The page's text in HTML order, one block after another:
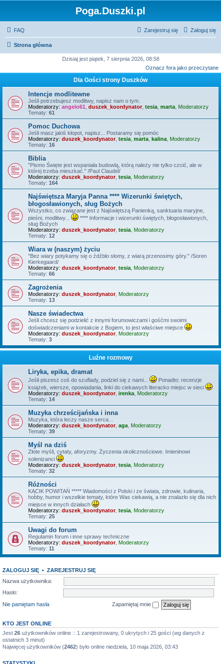
Poga.Duszki.pl
FAQ Zaloguj się
Zarejestruj się
Strona główna
Dzisiaj jest piątek, 7 sierpnia 2026, 08:58
Oznacz fora jako przeczytane
Dla Gości strony Duszków
Intencje modlitewne
Jeśli potrzebujesz modlitwy, napisz nam o tym.
Moderatorzy: angelo61 duszek_koordynator, tesia marta Moderatorzy
Tematy: 61
Pomoc Duchowa
Jeśli masz jakiś kłopot, napisz... Postaramy się pomóc
Moderatorzy: duszek_koordynator, tesia marta kalina Moderatorzy
Tematy: 16
Biblia
"Pismo Święte jest wspaniała budowlą, którą należy nie tylko czcić, ale w
której trzeba mieszkać." /Paul Claudel/
Moderatorzy: duszek_koordynator, tesia Moderatorzy
Tematy: 164
Najświętsza Maryja Panna **** Wizerunki świętych,
błogosławionych, sług Bożych
Wszystko, co związane jest z Najświętszą Panienką, sanktuaria maryjne,
pieśni, modlitwy...
**** Informacje i wizerunki świętych, błogosławionych,
sług Bożych
Moderatorzy: duszek_koordynator, tesia Moderatorzy
Tematy: 12
Wiara w (naszym) życiu
"Bez wiary potykamy się o źdźbło słomy, z wiarą przenosimy góry." /Soren
Kierkegaard/
Moderatorzy: duszek_koordynator, tesia Moderatorzy
Tematy: 66
Zagrożenia
Moderatorzy: duszek_koordynator, Moderatorzy
Tematy: 13
Nasze świadectwa
Jeśli chcesz się podzielić z innymi forumowiczami i gośćmi swoimi
doświadczeniami w kontakcie z Bogiem, to jest właściwe miejsce
Moderatorzy: duszek_koordynator, Moderatorzy
Tematy: 3
Luźne rozmowy
Liryka, epika, dramat
Jeśli piszesz coś do szuflady, podziel się z nami...
Ponadto: recenzje
książek, wiersze, opowiadania, linki do ciekawych literacko miejsc w sieci
Moderatorzy: duszek_koordynator, irenka Moderatorzy
Tematy: 14
Muzyka chrześcijańska i inna
Muzyka, która leczy nasze serca...
Moderatorzy: duszek_koordynator, aga Moderatorzy
Tematy: 39
Myśl na dziś
Złote myśli, cytaty, aforyzmy. Życzenia okolicznościowe. Imieninowi
solenizanci
Moderatorzy: duszek_koordynator, tesia Moderatorzy
Tematy: 32
Różności
KĄCIK POWITAŃ ***** Wiadomości z Polski i ze świata, zdrowie, kulinaria,
hobby, humor i wszelkie tematy, które Was ciekawią, a nie znalazło się dla nich
miejsce w innych działach
Moderatorzy: duszek_koordynator, tesia Moderatorzy
Tematy: 25
Uwagi do forum
Regulamin forum i inne sprawy techniczne
Moderatorzy: duszek_koordynator, Moderatorzy
Tematy: 11
ZALOGUJ SIĘ • ZAREJESTRUJ SIĘ
Nazwa użytkownika:
Hasło:
Nie pamiętam hasła
Zapamiętaj mnie
KTO JEST ONLINE
Jest 26 użytkowników online :: 1 zarejestrowany, 0 ukrytych i 25 gości (wg danych z
ostatnich 3 minut)
Najwięcej użytkowników (2462) było online niedziela, 10 maja 2026, 03:43
STATYSTYKI